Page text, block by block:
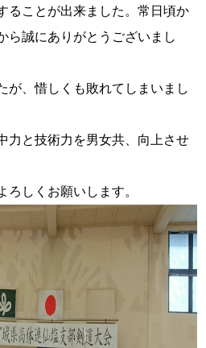
ることが出来ました。常日頃か
ら誠にありがとうございまし
が、惜しくも敗れてしまいまし
力と技術力を男女共、向上させ
ろしくお願いします。